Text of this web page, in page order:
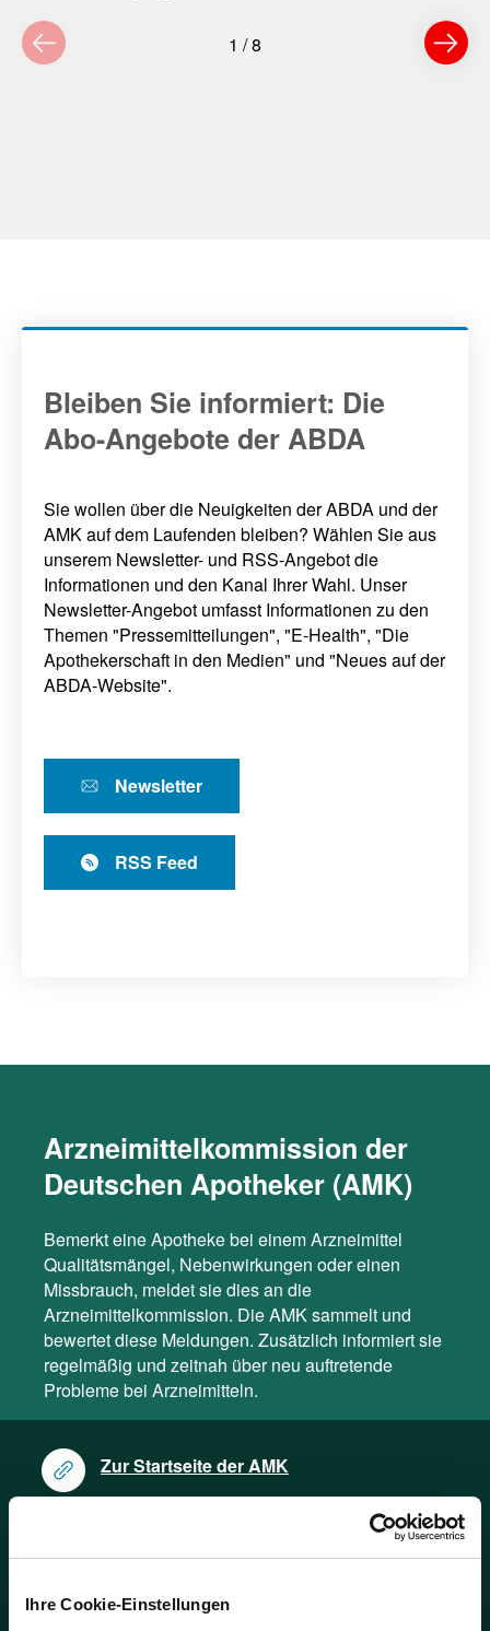
Ihre Cookie-Einstellungen
1 /8
Bleiben Sie informiert: Die
Abo-Angebote der ABDA
Sie wollen über die Neuigkeiten der ABDA und der
AMK auf dem Laufenden bleiben? Wählen Sie aus
unserem Newsletter- und RSS-Angebot die
Informationen und den Kanal Ihrer Wahl. Unser
Newsletter-Angebot umfasst Informationen zu den
Themen "Pressemitteilungen", "E-Health", "Die
Apothekerschaft in den Medien" und "Neues auf der
ABDA-Website".
Newsletter
RSS Feed
Arzneimittelkommission der
Deutschen Apotheker (AMK)
Bemerkt eine Apotheke bei einem Arzneimittel
Qualitätsmängel, Nebenwirkungen oder einen
Missbrauch, meldet sie dies an die
Arzneimittelkommission. Die AMK sammelt und
bewertet diese Meldungen. Zusätzlich informiert sie
regelmäßig und zeitnah über neu auftretende
Probleme bei Arzneimitteln.
Zur Startseite der AMK
Arzneimittelwirkungen und